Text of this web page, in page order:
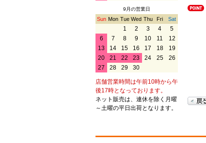
9月の営業日
Sun Mon Tue Wed Thu Fri Sat
1 2 3 4
5
6
7 8 9 10 11
12
13
14 15 16 17 18
19
20
21 22 23 24 25
26
27
28 29 30
店舗営業時間は午前10時から午
後17時となっております。
ネット販売は、連休を除く月曜
～土曜の平日出荷となります。